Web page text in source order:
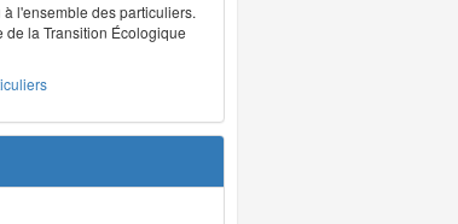
l'ensemble des particuliers.
la Transition Écologique